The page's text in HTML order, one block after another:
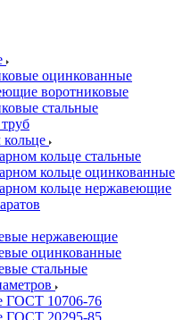
оцинкованные
воротниковые
стальные
кольце стальные
кольце оцинкованные
кольце нержавеющие
нержавеющие
оцинкованные
стальные
ГОСТ 10706-76
ГОСТ 20295-85